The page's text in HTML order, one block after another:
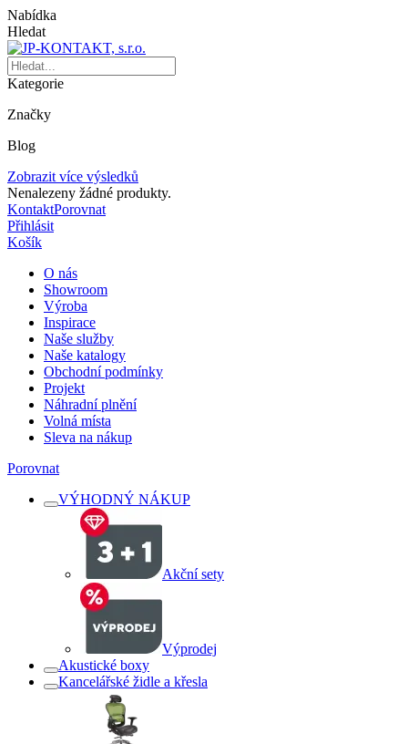
Nabídka
Hledat
Kategorie
Značky
Blog
Zobrazit více výsledků
Nenalezeny žádné produkty.
KontaktPorovnat
Přihlásit
Košík
O nás
Showroom
Výroba
Inspirace
Naše služby
Naše katalogy
Obchodní podmínky
Projekt
Náhradní plnění
Volná místa
Sleva na nákup
Porovnat
VÝHODNÝ NÁKUP
Akční sety
Výprodej
Akustické boxy
Kancelářské židle a křesla